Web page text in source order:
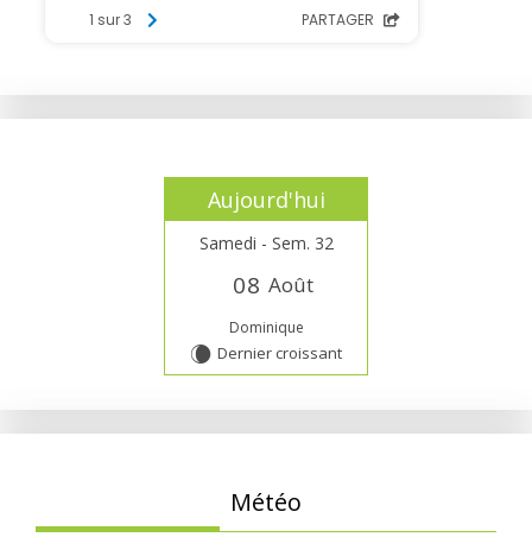
Aujourd'hui
Samedi - Sem. 32
08 Août
Dominique
W Dernier croissant
Météo